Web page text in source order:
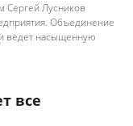
Сергей Лусников
Объединение
ведет насыщенную
все